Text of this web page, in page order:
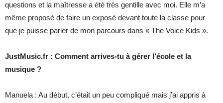
questions et la maîtresse a été très gentille avec moi. Elle m’a
même proposé de faire un exposé devant toute la classe pour
que je puisse parler de mon parcours dans « The Voice Kids ».
JustMusic.fr : Comment arrives-tu à gérer l’école et la
musique ?
Manuela : Au début, c’était un peu compliqué mais j’ai appris à